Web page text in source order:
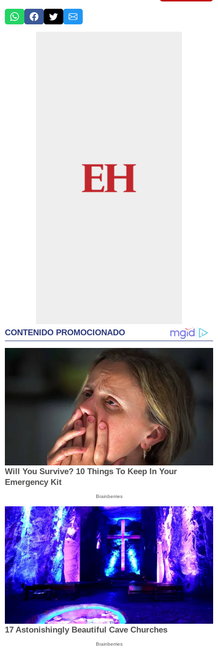
CONTENIDO PROMOCIONADO
Will You Survive? 10 Things To Keep In Your
Emergency Kit
Brainberries
17 Astonishingly Beautiful Cave Churches
Brainberries